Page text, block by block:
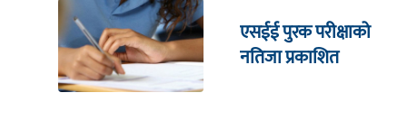
एसईई पुरक परीक्षाको
नतिजा प्रकाशित